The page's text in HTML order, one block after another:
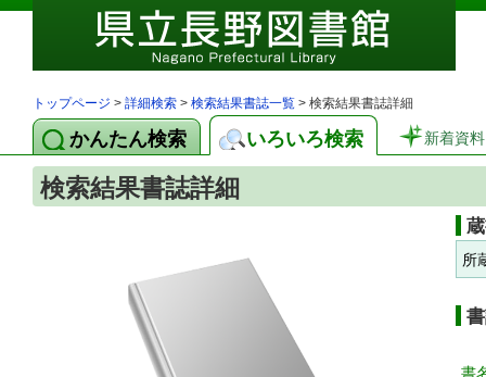
トップページ > 詳細検索 > 検索結果書誌一覧 > 検索結果書誌詳細
かんたん検索 いろいろ検索 新着資料
検索結果書誌詳細
所
書